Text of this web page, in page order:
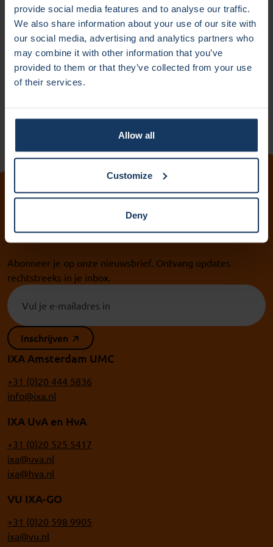
provide social media features and to analyse our traffic.
We also share information about your use of our site with
our social media, advertising and analytics partners who
may combine it with other information that you’ve
provided to them or that they’ve collected from your use
of their services.
Allow all
Customize
Deny
de standpunten die daarin worden geuit.
Er wordt alles aan gedaan om de website soepel te laten
werken. IXA aanvaardt echter geen verantwoordelijkheid
en aansprakelijkheid voor de tijdelijke onbeschikbaarheid
van de website als gevolg van technische problemen die
buiten onze macht liggen.
Abonneer je op onze nieuwsbrief. Ontvang updates
rechtstreeks in je inbox.
Inschrijven
IXA Amsterdam UMC
+31 (0)20 444 5836
info@ixa.nl
IXA UvA en HvA
+31 (0)20 525 5417
ixa@uva.nl
ixa@hva.nl
VU IXA-GO
+31 (0)20 598 9905
ixa@vu.nl